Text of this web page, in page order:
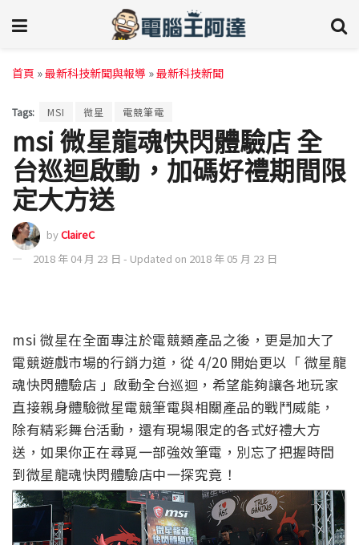
首頁 »最新科技新聞與報導 »最新科技新聞
Tags: MSI 微星 電競筆電
msi 微星龍魂快閃體驗店 全
台巡迴啟動，加碼好禮期間限
定大方送
byClaireC
2018 年 04 月 23 日 - Updated on 2018 年 05 月 23 日
msi 微星在全面專注於電競類產品之後，更是加大了
電競遊戲市場的行銷力道，從 4/20 開始更以「 微星龍
魂快閃體驗店 」啟動全台巡迴，希望能夠讓各地玩家
直接親身體驗微星電競筆電與相關產品的戰鬥威能，
除有精彩舞台活動，還有現場限定的各式好禮大方
送，如果你正在尋覓一部強效筆電，別忘了把握時間
到微星龍魂快閃體驗店中一探究竟！